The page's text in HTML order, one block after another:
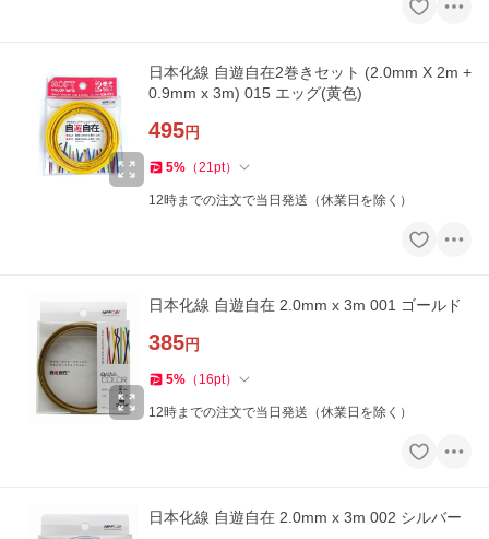
日本化線 自遊自在2巻きセット (2.0mm X 2m +
0.9mm x 3m) 015 エッグ(黄色)
495円
5% （21pt）
12時までの注文で当日発送（休業日を除く）
日本化線 自遊自在 2.0mm x 3m 001 ゴールド
385円
5% （ 16pt）
12時までの注文で当日発送（休業日を除く）
日本化線 自遊自在 2.0mm x 3m 002 シルバー